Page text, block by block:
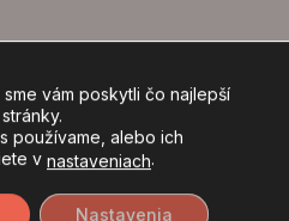
vám poskytli čo najlepší
používame, alebo ich
v nastaveniach.
Nastavenia